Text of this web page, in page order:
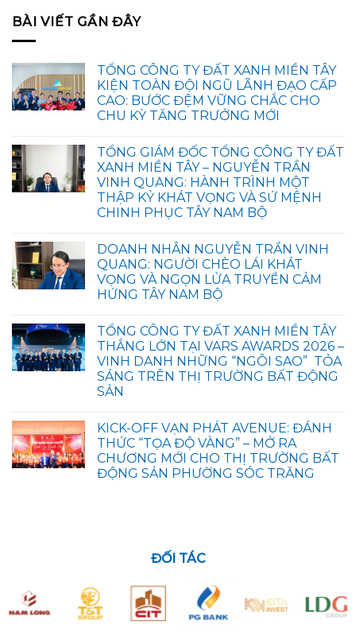
BÀI VIẾT GẦN ĐÂY
TỔNG CÔNG TY ĐẤT XANH MIỀN TÂY
KIỆN TOÀN ĐỘI NGŨ LÃNH ĐẠO CẤP
CAO: BƯỚC ĐỆM VỮNG CHẮC CHO
CHU KỲ TĂNG TRƯỞNG MỚI
TỔNG GIÁM ĐỐC TỔNG CÔNG TY ĐẤT
XANH MIỀN TÂY – NGUYỄN TRẦN
VINH QUANG: HÀNH TRÌNH MỘT
THẬP KỶ KHÁT VỌNG VÀ SỨ MỆNH
CHINH PHỤC TÂY NAM BỘ
DOANH NHÂN NGUYỄN TRẦN VINH
QUANG: NGƯỜI CHÈO LÁI KHÁT
VỌNG VÀ NGỌN LỬA TRUYỀN CẢM
HỨNG TÂY NAM BỘ
TỔNG CÔNG TY ĐẤT XANH MIỀN TÂY
THẮNG LỚN TẠI VARS AWARDS 2026 –
VINH DANH NHỮNG “NGÔI SAO” TỎA
SÁNG TRÊN THỊ TRƯỜNG BẤT ĐỘNG
SẢN
KICK-OFF VẠN PHÁT AVENUE: ĐÁNH
THỨC “TỌA ĐỘ VÀNG” – MỞ RA
CHƯƠNG MỚI CHO THỊ TRƯỜNG BẤT
ĐỘNG SẢN PHƯỜNG SÓC TRĂNG
ĐỐI TÁC